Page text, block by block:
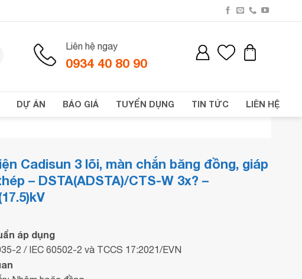
Liên hệ ngay
0934 40 80 90
DỰ ÁN BÁO GIÁ TUYỂN DỤNG TIN TỨC LIÊN HỆ
Cadisun 3 lõi, màn chắn băng đồng, giáp
– DSTA(ADSTA)/CTS-W 3x? –
áp dụng
2 / IEC 60502-2 và TCCS 17:2021/EVN